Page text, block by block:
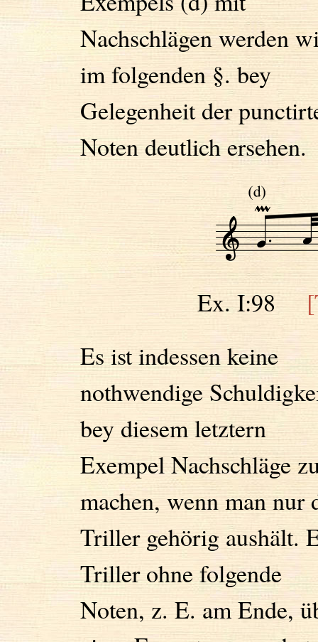
Nachschlägen werden
im folgenden §. bey
Gelegenheit der
Noten deutlich ersehen.
Ex. I:98
Es ist indessen keine
nothwendige
bey diesem letztern
Exempel Nachschläge
machen, wenn man nur
Triller gehörig aushält.
Triller ohne folgende
Noten, z. E. am Ende,